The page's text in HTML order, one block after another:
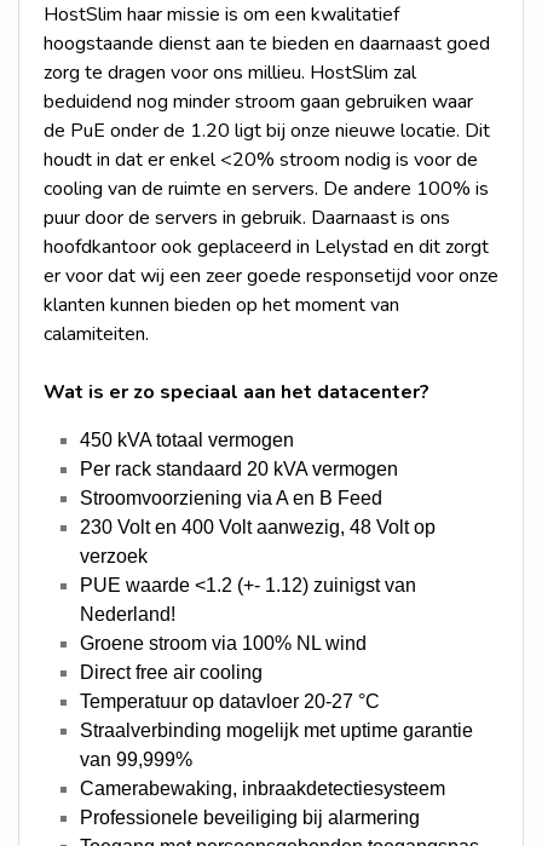
HostSlim haar missie is om een kwalitatief
hoogstaande dienst aan te bieden en daarnaast goed
zorg te dragen voor ons millieu. HostSlim zal
beduidend nog minder stroom gaan gebruiken waar
de PuE onder de 1.20 ligt bij onze nieuwe locatie. Dit
houdt in dat er enkel <20% stroom nodig is voor de
cooling van de ruimte en servers. De andere 100% is
puur door de servers in gebruik. Daarnaast is ons
hoofdkantoor ook geplaceerd in Lelystad en dit zorgt
er voor dat wij een zeer goede responsetijd voor onze
klanten kunnen bieden op het moment van
calamiteiten.
Wat is er zo speciaal aan het datacenter?
450 kVA totaal vermogen
Per rack standaard 20 kVA vermogen
Stroomvoorziening via A en B Feed
230 Volt en 400 Volt aanwezig, 48 Volt op
verzoek
PUE waarde <1.2 (+- 1.12) zuinigst van
Nederland!
Groene stroom via 100% NL wind
Direct free air cooling
Temperatuur op datavloer 20-27 °C
Straalverbinding mogelijk met uptime garantie
van 99,999%
Camerabewaking, inbraakdetectiesysteem
Professionele beveiliging bij alarmering